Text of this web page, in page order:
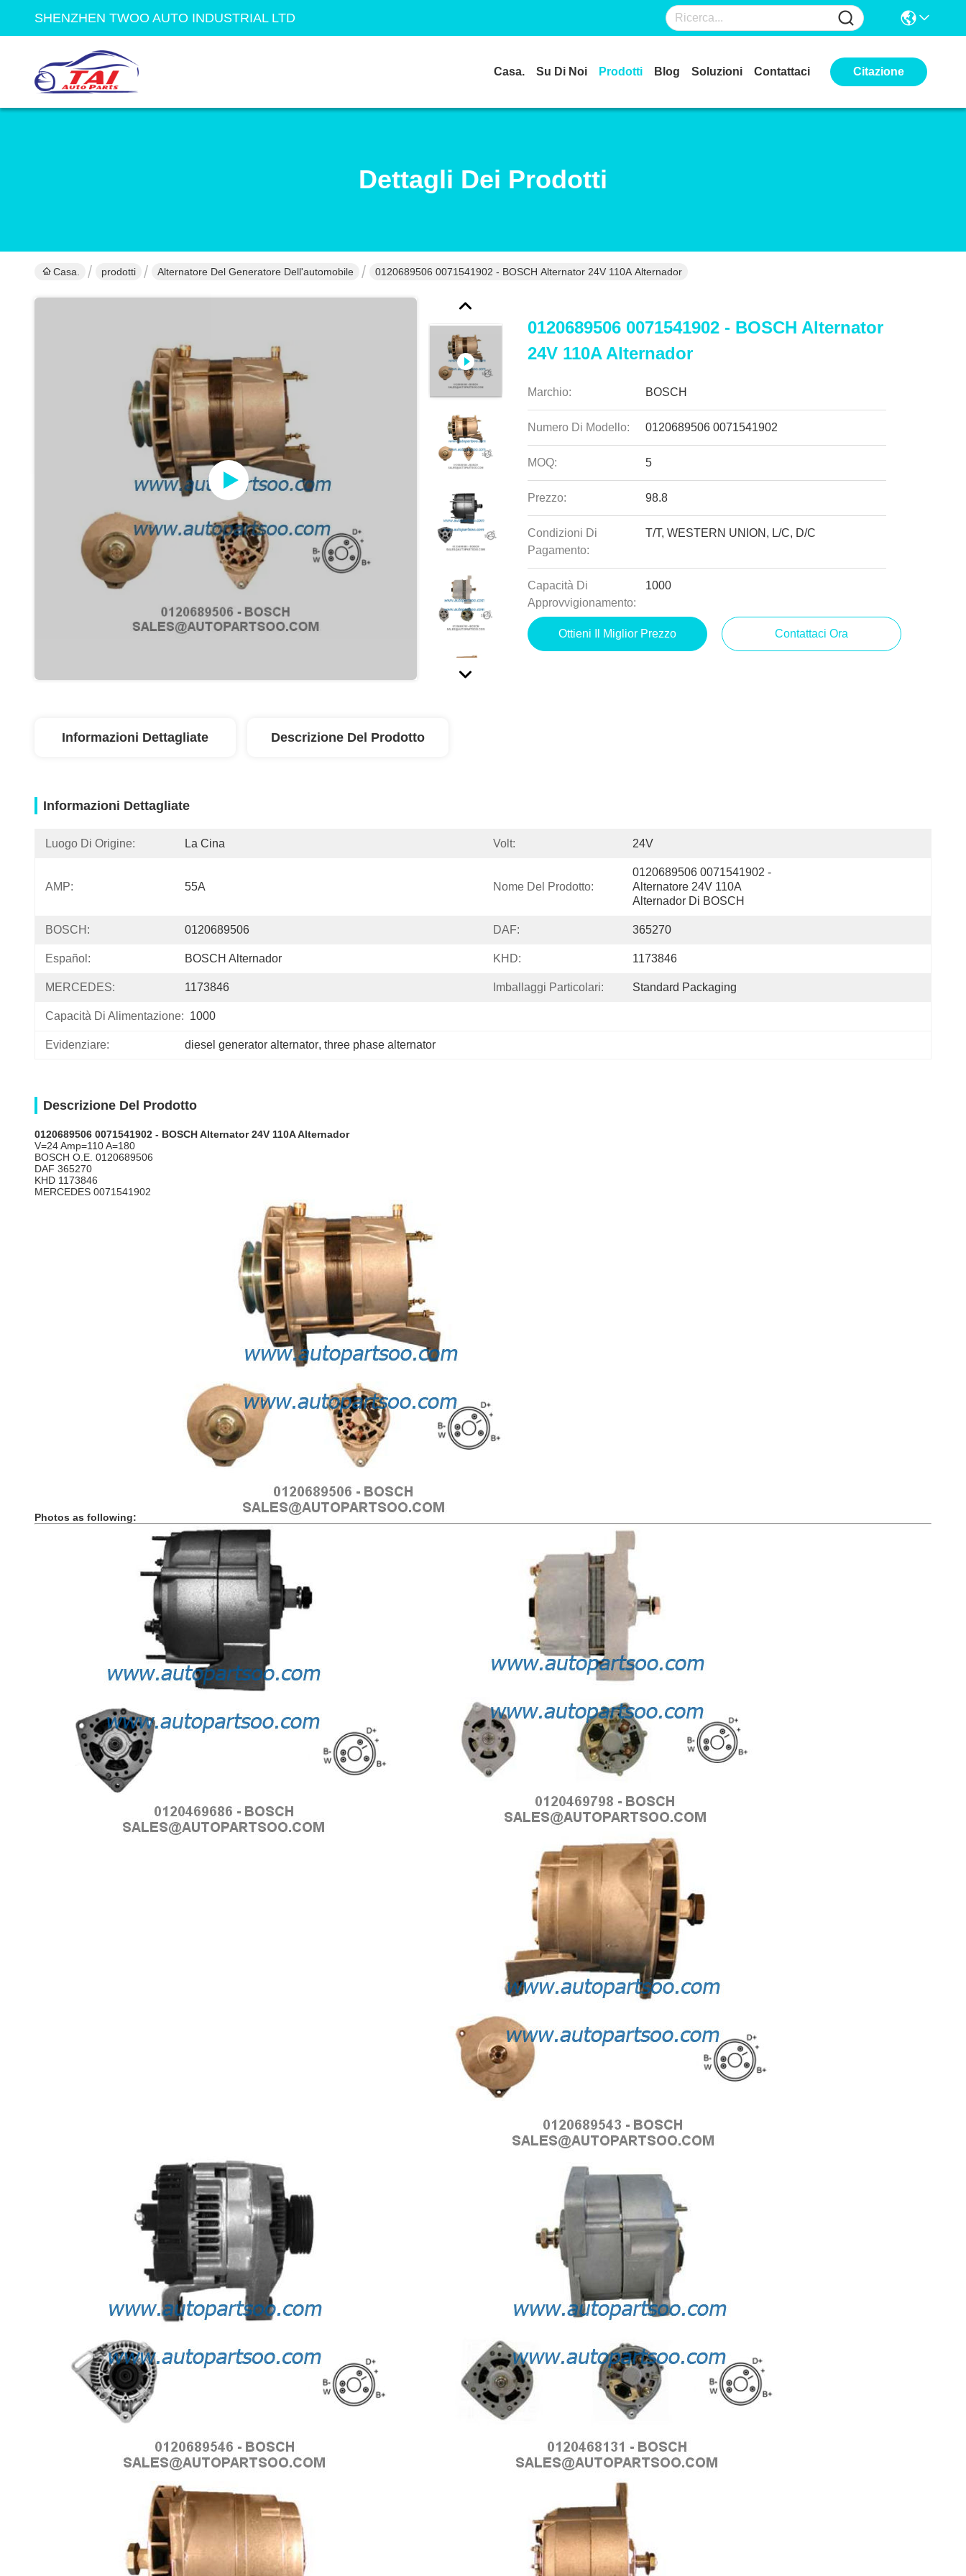
SHENZHEN TWOO AUTO INDUSTRIAL LTD
Casa. Su Di Noi Prodotti Blog Soluzioni Contattaci Citazione
Dettagli Dei Prodotti
Casa. prodotti Alternatore Del Generatore Dell'automobile 0120689506 0071541902 - BOSCH Alternator 24V 110A Alternador
0120689506 0071541902 - BOSCH Alternator
24V 110A Alternador
Marchio: BOSCH
Numero Di Modello: 0120689506 0071541902
MOQ: 5
Prezzo: 98.8
Condizioni Di
Pagamento:
T/T, WESTERN UNION, L/C, D/C
Capacità Di
Approvvigionamento:
1000
Ottieni Il Miglior Prezzo Contattaci Ora
Informazioni Dettagliate Descrizione Del Prodotto
Informazioni Dettagliate
Luogo Di Origine: La Cina Volt: 24V
AMP: 55A Nome Del Prodotto:
0120689506 0071541902 -
Alternatore 24V 110A
Alternador Di BOSCH
BOSCH: 0120689506 DAF: 365270
Español: BOSCH Alternador KHD: 1173846
MERCEDES: 1173846 Imballaggi Particolari: Standard Packaging
Capacità Di Alimentazione: 1000
Evidenziare: diesel generator alternator, three phase alternator
Descrizione Del Prodotto
0120689506 0071541902 - BOSCH Alternator 24V 110A Alternador
V=24 Amp=110 A=180
BOSCH O.E. 0120689506
DAF 365270
KHD 1173846
MERCEDES 0071541902
Photos as following: